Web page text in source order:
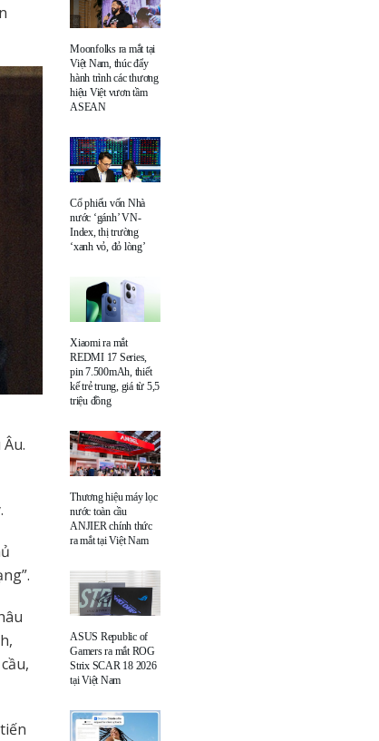
Moonfolks ra mắt tại
Việt Nam, thúc đẩy
hành trình các thương
hiệu Việt vươn tầm
ASEAN
Cổ phiếu vốn Nhà
nước ‘gánh’ VN-
Index, thị trường
‘xanh vỏ, đỏ lòng’
Xiaomi ra mắt
REDMI 17 Series,
pin 7.500mAh, thiết
kế trẻ trung, giá từ 5,5
triệu đồng
Thương hiệu máy lọc
nước toàn cầu
ANJIER chính thức
ra mắt tại Việt Nam
ASUS Republic of
Gamers ra mắt ROG
Strix SCAR 18 2026
tại Việt Nam